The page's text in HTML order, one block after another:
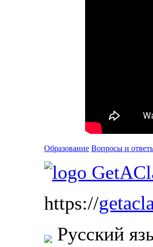
Образование Вопросы и
https://
Русский